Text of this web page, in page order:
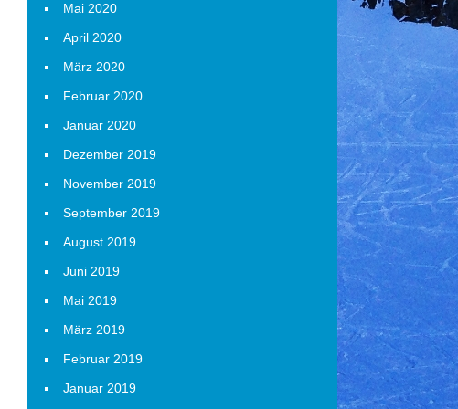
Mai 2020
April 2020
März 2020
Februar 2020
Januar 2020
Dezember 2019
November 2019
September 2019
August 2019
Juni 2019
Mai 2019
März 2019
Februar 2019
Januar 2019